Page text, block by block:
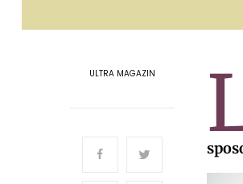
ULTRA MAGAZIN